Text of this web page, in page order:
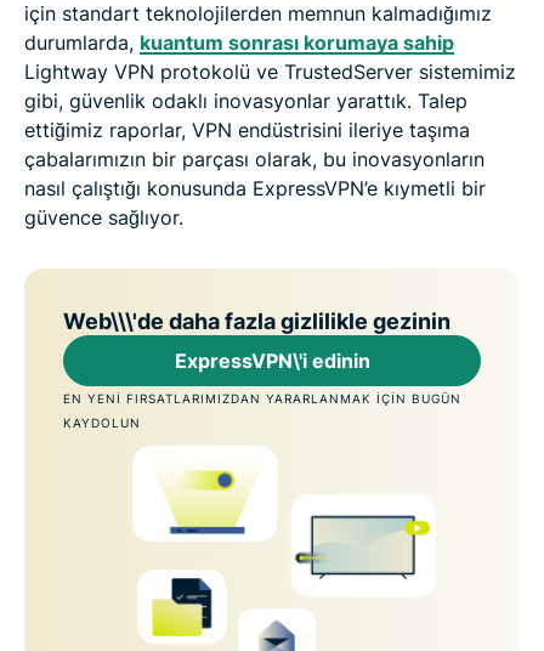
için standart teknolojilerden memnun kalmadığımız
durumlarda, kuantum sonrası korumaya sahip
Lightway VPN protokolü ve TrustedServer sistemimiz
gibi, güvenlik odaklı inovasyonlar yarattık. Talep
ettiğimiz raporlar, VPN endüstrisini ileriye taşıma
çabalarımızın bir parçası olarak, bu inovasyonların
nasıl çalıştığı konusunda ExpressVPN’e kıymetli bir
güvence sağlıyor.
Web\\\'de daha fazla gizlilikle gezinin
ExpressVPN\'i edinin
EN YENI FIRSATLARIMIZDAN YARARLANMAK IÇIN BUGÜN
KAYDOLUN